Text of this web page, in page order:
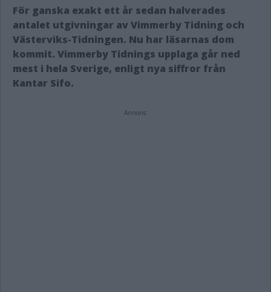
För ganska exakt ett år sedan halverades
antalet utgivningar av Vimmerby Tidning och
Västerviks-Tidningen. Nu har läsarnas dom
kommit. Vimmerby Tidnings upplaga går ned
mest i hela Sverige, enligt nya siffror från
Kantar Sifo.
Annons: